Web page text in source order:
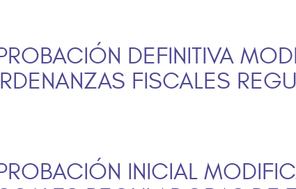
DEFINITIVA
FISCALES
INICIAL